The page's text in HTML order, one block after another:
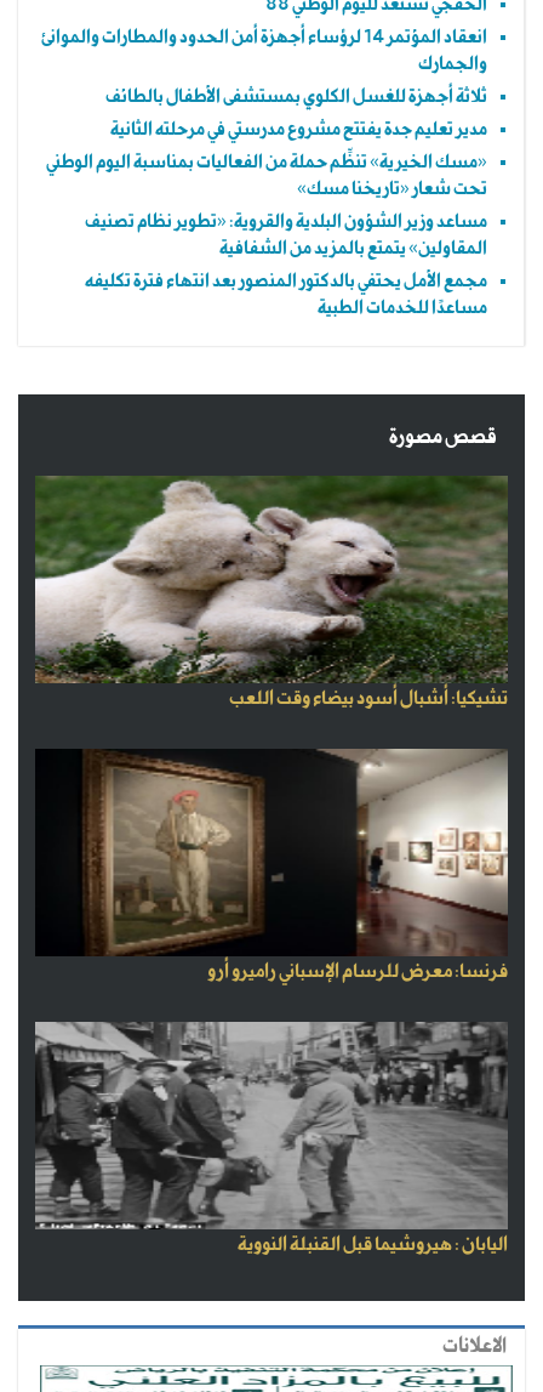
الخفجي تستعد لليوم الوطني 88
انعقاد المؤتمر 14 لرؤساء أجهزة أمن الحدود والمطارات والموانئ
والجمارك
ثلاثة أجهزة للغسل الكلوي بمستشفى الأطفال بالطائف
مدير تعليم جدة يفتتح مشروع مدرستي في مرحلته الثانية
«مسك الخيرية» تنظِّم حملة من الفعاليات بمناسبة اليوم الوطني
تحت شعار «تاريخنا مسك»
مساعد وزير الشؤون البلدية والقروية: «تطوير نظام تصنيف
المقاولين» يتمتع بالمزيد من الشفافية
مجمع الأمل يحتفي بالدكتور المنصور بعد انتهاء فترة تكليفه
مساعدًا للخدمات الطبية
قصص مصورة
تشيكيا: أشبال أسود بيضاء وقت اللعب
فرنسا: معرض للرسام الإسباني راميرو أرو
اليابان : هيروشيما قبل القنبلة النووية
الاعلانات